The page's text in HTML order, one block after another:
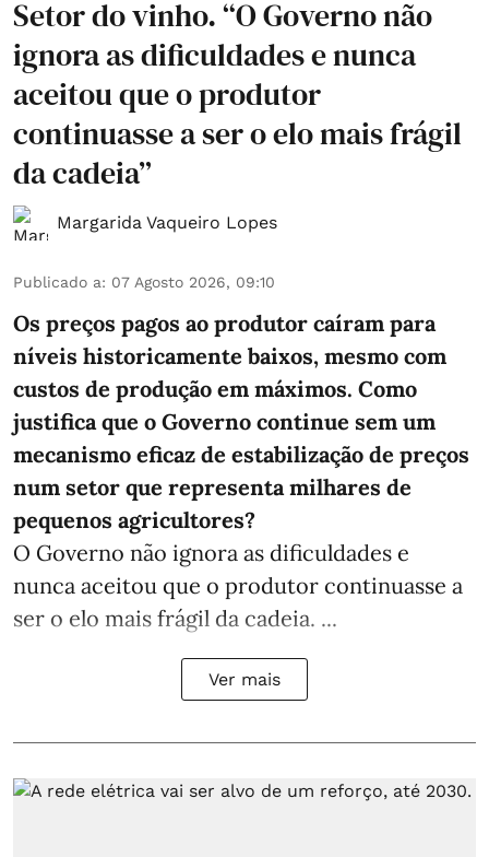
Setor do vinho. “O Governo não
ignora as dificuldades e nunca
aceitou que o produtor
continuasse a ser o elo mais frágil
da cadeia”
Margarida Vaqueiro Lopes
Publicado a: 07 Agosto 2026, 09:10
Os preços pagos ao produtor caíram para
níveis historicamente baixos, mesmo com
custos de produção em máximos. Como
justifica que o Governo continue sem um
mecanismo eficaz de estabilização de preços
num setor que representa milhares de
pequenos agricultores?
O Governo não ignora as dificuldades e
nunca aceitou que o produtor continuasse a
ser o elo mais frágil da cadeia. ...
Ver mais